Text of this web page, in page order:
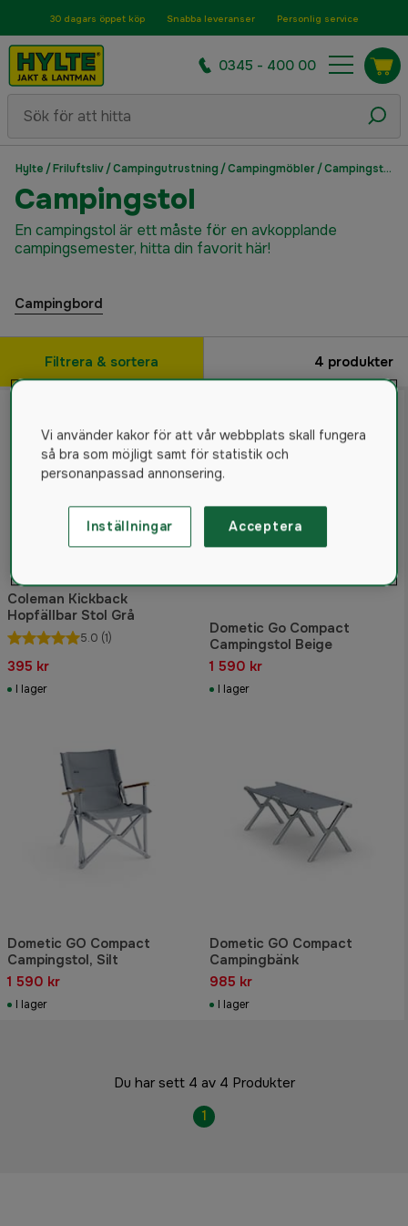
30 dagars öppet köp Snabba leveranser Personlig service
0345 - 400 00
Hylte /Friluftsliv/Campingutrustning /Campingmöbler/ Campingstol
Campingstol
En campingstol är ett måste för en avkopplande
campingsemester, hitta din favorit här!
Campingbord
Filtrera & sortera 4 produkter
Coleman Kickback
Hopfällbar Stol Grå
5.0 (1)
395 kr
I lager
Dometic Go Compact
Campingstol Beige
1 590 kr
I lager
Dometic GO Compact
Campingstol, Silt
1 590 kr
I lager
Dometic GO Compact
Campingbänk
985 kr
I lager
Du har sett 4 av 4 Produkter
1
Vi använder kakor för att vår webbplats skall fungera
så bra som möjligt samt för statistik och
personanpassad annonsering.
Inställningar Acceptera